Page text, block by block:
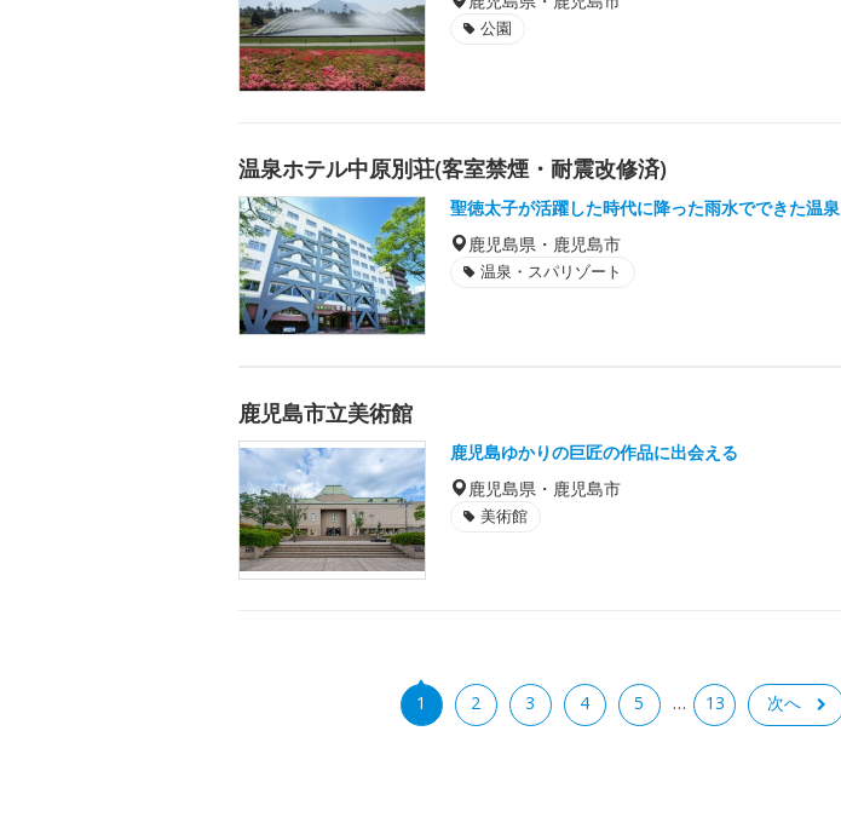
公園
温泉ホテル中原別荘(客室禁煙・耐震改修済)
聖徳太子が活躍した時代に降った雨水でできた温泉
鹿児島県・鹿児島市
温泉・スパリゾート
鹿児島市立美術館
鹿児島ゆかりの巨匠の作品に出会える
鹿児島県・鹿児島市
美術館
1 2 3 4 5 … 13 次へ